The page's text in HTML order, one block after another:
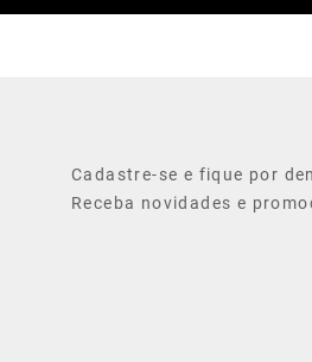
Cadastre-se e fique por
Receba novidades e